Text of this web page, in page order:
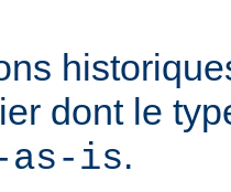
dont le
as-is.